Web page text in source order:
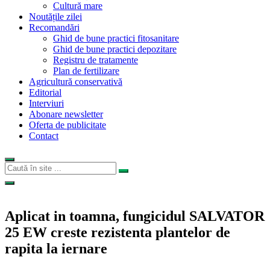
Cultură mare
Noutățile zilei
Recomandări
Ghid de bune practici fitosanitare
Ghid de bune practici depozitare
Registru de tratamente
Plan de fertilizare
Agricultură conservativă
Editorial
Interviuri
Abonare newsletter
Oferta de publicitate
Contact
Aplicat in toamna, fungicidul SALVATOR
25 EW creste rezistenta plantelor de
rapita la iernare